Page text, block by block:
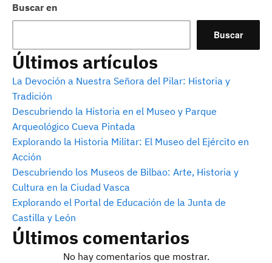
Buscar en
Buscar
Últimos artículos
La Devoción a Nuestra Señora del Pilar: Historia y
Tradición
Descubriendo la Historia en el Museo y Parque
Arqueológico Cueva Pintada
Explorando la Historia Militar: El Museo del Ejército en
Acción
Descubriendo los Museos de Bilbao: Arte, Historia y
Cultura en la Ciudad Vasca
Explorando el Portal de Educación de la Junta de
Castilla y León
Últimos comentarios
No hay comentarios que mostrar.